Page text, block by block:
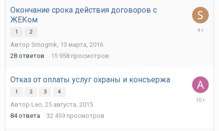
Окончание срока действия договоров с
ЖЕКом
1 2
Автор Smogmk 13 марта, 2016
28 ответов 15 958 просмотров
25
Отказ от оплаты услуг охраны и консъержа
1 2 3 4
Автор Leo 25 августа, 2015
84 ответа 32 459 просмотров
28